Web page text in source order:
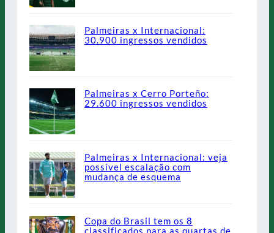
Palmeiras x Internacional:
30.900 ingressos vendidos
Palmeiras x Cerro Porteño:
29.600 ingressos vendidos
Palmeiras x Internacional: veja
possível escalação com
mudança de esquema
Copa do Brasil tem os 8
classificados para as quartas de